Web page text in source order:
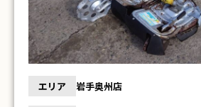
エリア 岩手奥州店